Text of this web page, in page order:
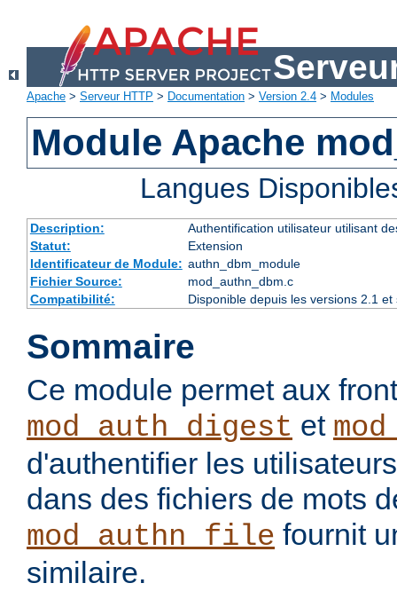
Apache > Serveur HTTP > Documentation > Version 2.4 > Modules
Module Apache
Langues
Description:
Authentification utilisateur utilisant
Statut:
Extension
Identificateur de Module: authn_dbm_module
Fichier Source:
mod_authn_dbm.c
Compatibilité:
Disponible depuis les versions 2.1
Sommaire
Ce module permet aux
mod_auth_digest et
d'authentifier les
dans des fichiers de mots
mod_authn_file fournit
similaire.